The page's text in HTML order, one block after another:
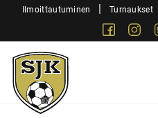
SiirryIlmoittautuminen | Turnaukset
Sjk-
Juniorit